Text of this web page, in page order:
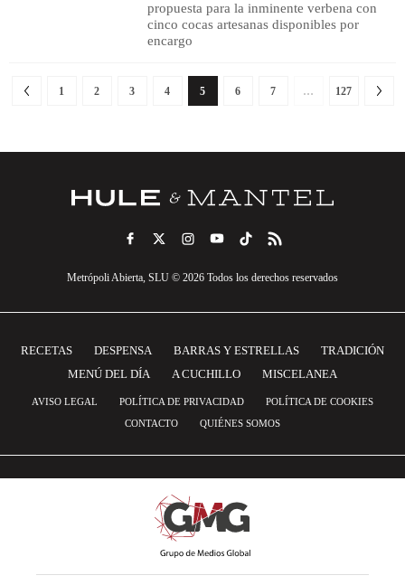
propuesta para la inminente verbena con
cinco cocas artesanas disponibles por
encargo
1 2 3 4 5 6 7 … 127
Metrópoli Abierta, SLU © 2026 Todos los derechos reservados
RECETAS DESPENSA BARRAS Y ESTRELLAS
TRADICIÓN
MENÚ DEL DÍA
A CUCHILLO MISCELANEA
AVISO LEGAL POLÍTICA DE PRIVACIDAD
POLÍTICA DE COOKIES
CONTACTO
QUIÉNES SOMOS